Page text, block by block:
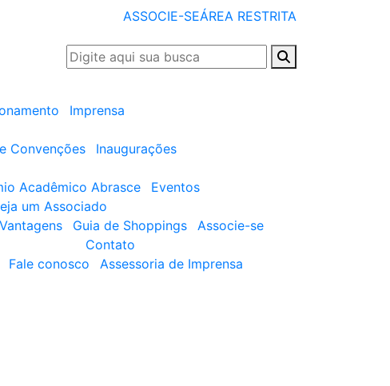
ASSOCIE-SEÁREA RESTRITA
Imprensa
Convenções
Inaugurações
Acadêmico Abrasce
Eventos
um Associado
Vantagens Guia de Shoppings
Associe-se
Contato
Fale conosco
Assessoria de Imprensa